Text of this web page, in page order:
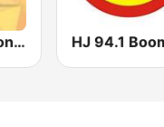
Boom Champions 94.1 FM HJ 94.1